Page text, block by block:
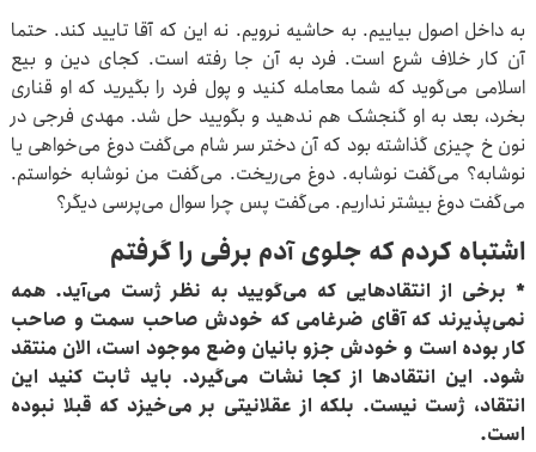
به داخل اصول بیاییم. به حاشیه نرویم. نه این که آقا تایید کند. حتما
آن کار خلاف شرع است. فرد به آن جا رفته است. کجای دین و بیع
اسلامی می‌گوید که شما معامله کنید و پول فرد را بگیرید که او قناری
بخرد، بعد به او گنجشک هم ندهید و بگویید حل شد. مهدی فرجی در
نون خ چیزی گذاشته بود که آن دختر سر شام می‌گفت دوغ می‌خواهی یا
نوشابه؟ می‌گفت نوشابه. دوغ می‌ریخت. می‌گفت من نوشابه خواستم.
می‌گفت دوغ بیشتر نداریم. می‌گفت پس چرا سوال می‌پرسی دیگر؟
اشتباه کردم که جلوی آدم برفی را گرفتم
* برخی از انتقادهایی که می‌گویید به نظر ژست می‌آید. همه
نمی‌پذیرند که آقای ضرغامی که خودش صاحب سمت و صاحب
کار بوده است و خودش جزو بانیان وضع موجود است، الان منتقد
‌شود. این انتقادها از کجا نشات می‌گیرد. باید ثابت کنید این
انتقاد، ژست نیست. بلکه از عقلانیتی بر می‌خیزد که قبلا نبوده
است.